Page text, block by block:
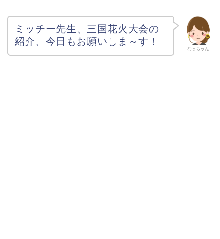
なっちゃん
ミッチー先生、三国花火大会の
紹介、今日もお願いしま～す！